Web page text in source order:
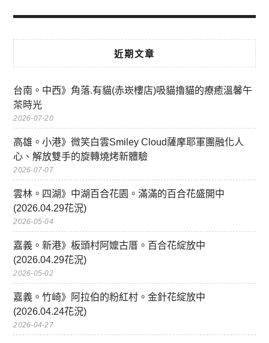
近期文章
台南。中西》角落.有貓(赤崁樓店)吸貓擼貓的療癒溫馨午
茶時光
2026-07-20
高雄。小港》微笑白雲Smiley Cloud薩摩耶軍團融化人
心、解放雙手的旋轉燒烤新體驗
2026-07-07
雲林。四湖》中湖百合花園。滿滿的百合花盛開中
(2026.04.29花況)
2026-05-04
嘉義。新港》板頭村阿嬤古厝。百合花綻放中
(2026.04.29花況)
2026-05-02
嘉義。竹崎》阿拉伯的粉紅村。金針花綻放中
(2026.04.24花況)
2026-04-27